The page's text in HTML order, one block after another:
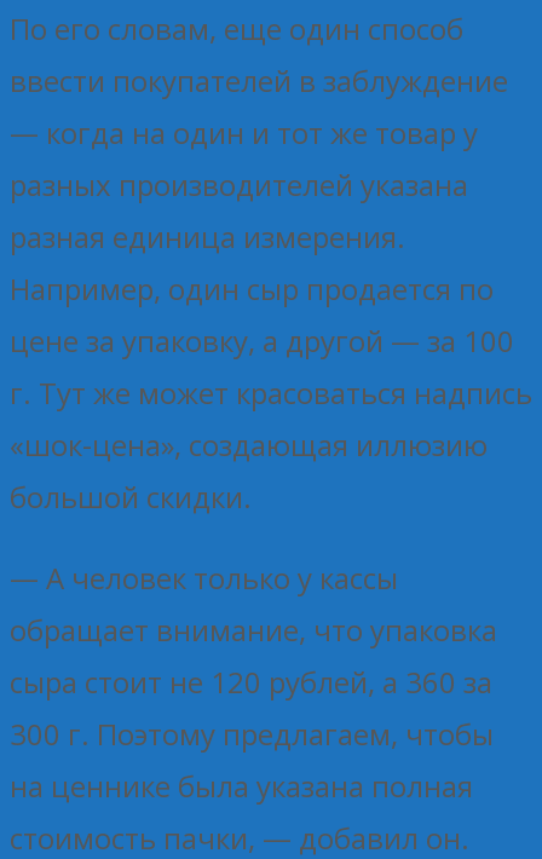
По его словам, еще один способ
ввести покупателей в заблуждение
— когда на один и тот же товар у
разных производителей указана
разная единица измерения.
Например, один сыр продается по
цене за упаковку, а другой — за 100
г. Тут же может красоваться надпись
«шок-цена», создающая иллюзию
большой скидки.
— А человек только у кассы
обращает внимание, что упаковка
сыра стоит не 120 рублей, а 360 за
300 г. Поэтому предлагаем, чтобы
на ценнике была указана полная
стоимость пачки, — добавил он.